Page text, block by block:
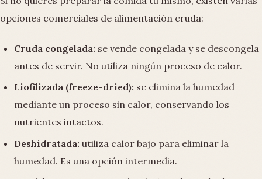
opciones comerciales de alimentación cruda:
Cruda congelada: se vende congelada y se descongela
antes de servir. No utiliza ningún proceso de calor.
Liofilizada (freeze-dried): se elimina la humedad
mediante un proceso sin calor, conservando los
nutrientes intactos.
Deshidratada: utiliza calor bajo para eliminar la
humedad. Es una opción intermedia.